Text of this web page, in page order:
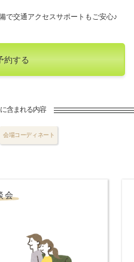
で交通アクセスサポートもご安心♪
約する
含まれる内容
会場コーディネート
会